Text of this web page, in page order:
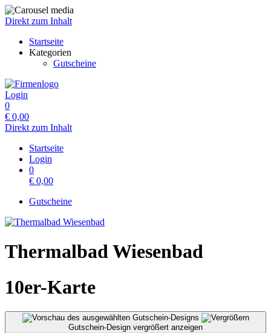
Direkt zum Inhalt
Startseite
Kategorien
Gutscheine
Login
0
€ 0,00
Direkt zum Inhalt
Startseite
Login
0
€ 0,00
Gutscheine
Thermalbad Wiesenbad
10er-Karte
Gutschein-Design vergrößert anzeigen